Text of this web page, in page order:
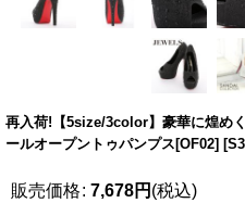
再入荷!【5size/3color】豪華に煌め
ールオープントゥパンプス[OF02] [
販売価格: 7,678円 (税込)